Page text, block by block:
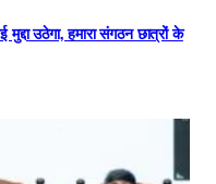
उठेगा, हमारा संगठन छात्रों के